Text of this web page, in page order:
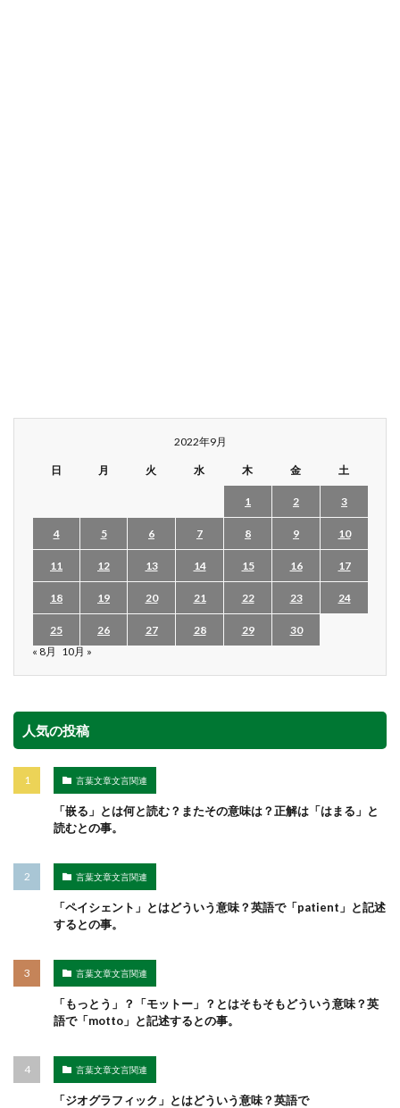
2022年9月
日 月 火 水 木 金 土
1 2 3
4 5 6 7 8 9 10
11 12 13 14 15 16 17
18 19 20 21 22 23 24
25 26 27 28 29
30
« 8月 10月 »
人気の投稿
言葉文章文言関連
「嵌る」とは何と読む？またその意味は？正解は「はまる」と
読むとの事。
言葉文章文言関連
「ペイシェント」とはどういう意味？英語で「patient」と記述
するとの事。
言葉文章文言関連
「もっとう」？「モットー」？とはそもそもどういう意味？英
語で「motto」と記述するとの事。
言葉文章文言関連
「ジオグラフィック」とはどういう意味？英語で